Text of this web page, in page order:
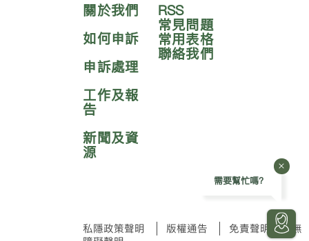
私隱政策聲明 版權通告 免責聲明
無
關於我們
如何申訴
申訴處理
工作及報
告
新聞及資
源
RSS
常見問題
常用表格
聯絡我們
需要幫忙嗎?